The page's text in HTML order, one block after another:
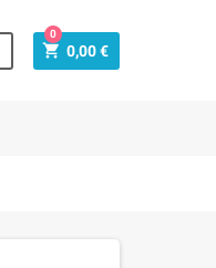
 0,00 €
0